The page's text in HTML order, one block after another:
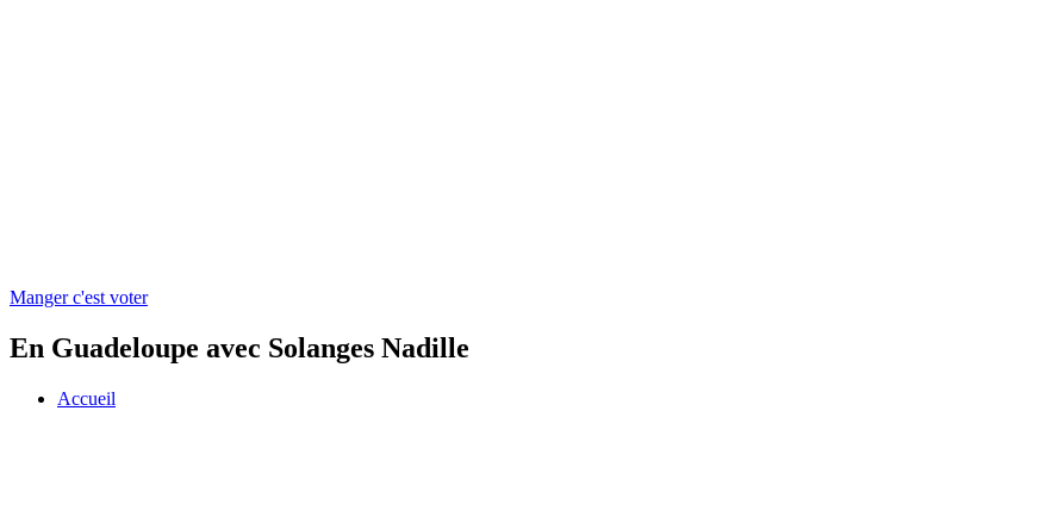
Manger c'est voter
En Guadeloupe avec Solanges Nadille
Accueil